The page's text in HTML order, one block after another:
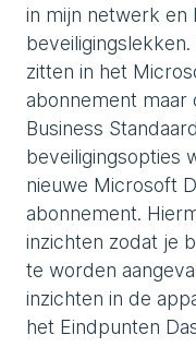
in mijn netwerk en
zitten in het
abonnement
Business
beveiligingsopties
nieuwe Microsoft
abonnement.
inzichten zodat je
te worden
inzichten in de
het Eindpunten